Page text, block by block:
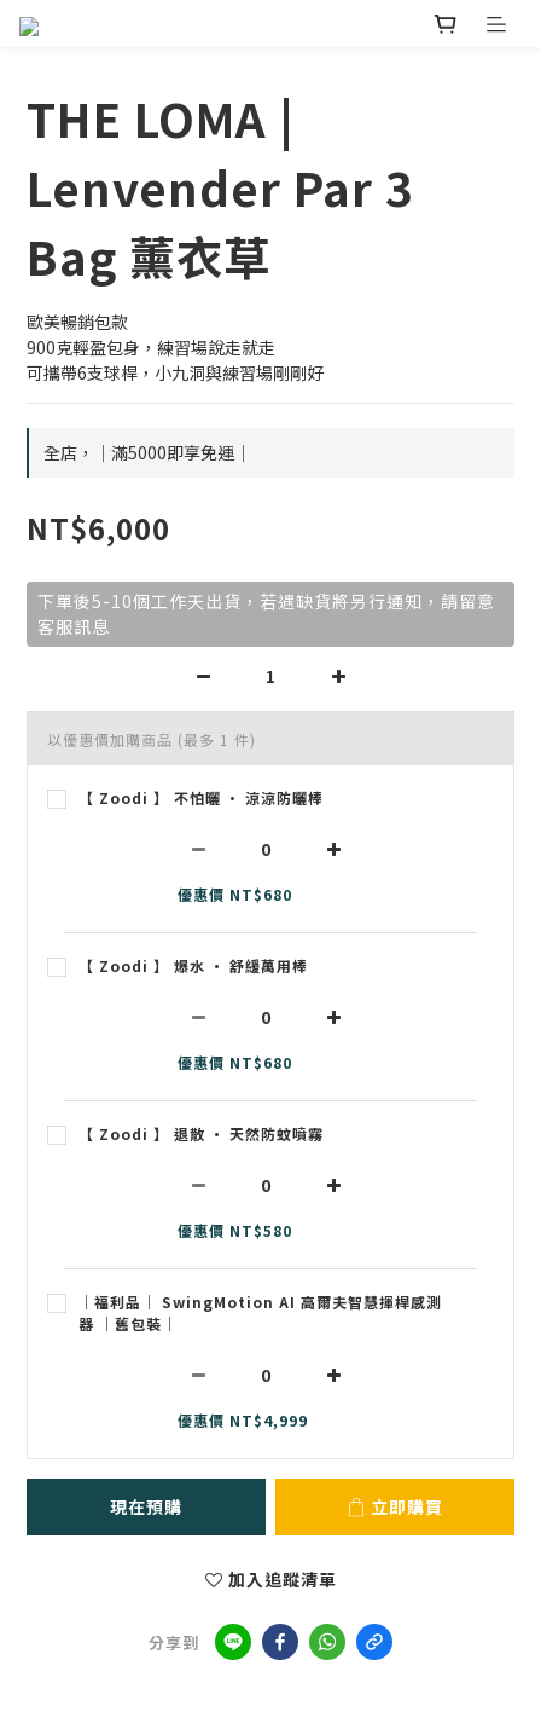
THE LOMA |
Lenvender Par 3
Bag 薰衣草
歐美暢銷包款
900克輕盈包身，練習場說走就走
可攜帶6支球桿，小九洞與練習場剛剛好
全店，｜滿5000即享免運｜
NT$6,000
下單後5-10個工作天出貨，若遇缺貨將另行通知，請留意
客服訊息
以優惠價加購商品 (最多 1 件)
【 Zoodi 】 不怕曬 • 涼涼防曬棒
優惠價 NT$680
【 Zoodi 】 爆水 • 舒緩萬用棒
優惠價 NT$680
【 Zoodi 】 退散 • 天然防蚊噴霧
優惠價 NT$580
｜福利品｜ SwingMotion AI 高爾夫智慧揮桿感測
器 ｜舊包裝｜
優惠價 NT$4,999
現在預購 立即購買
加入追蹤清單
分享到